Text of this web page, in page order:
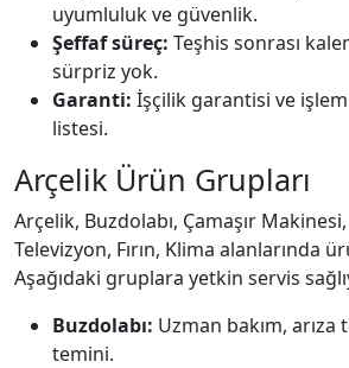
uyumluluk ve güvenlik.
Şeffaf süreç: Teşhis sonrası
sürpriz yok.
Garanti: İşçilik garantisi ve
listesi.
Arçelik Ürün Grupları
Arçelik, Buzdolabı, Çamaşır
Televizyon, Fırın, Klima alanlarında
Aşağıdaki gruplara yetkin servis
Buzdolabı: Uzman bakım, arıza
temini.